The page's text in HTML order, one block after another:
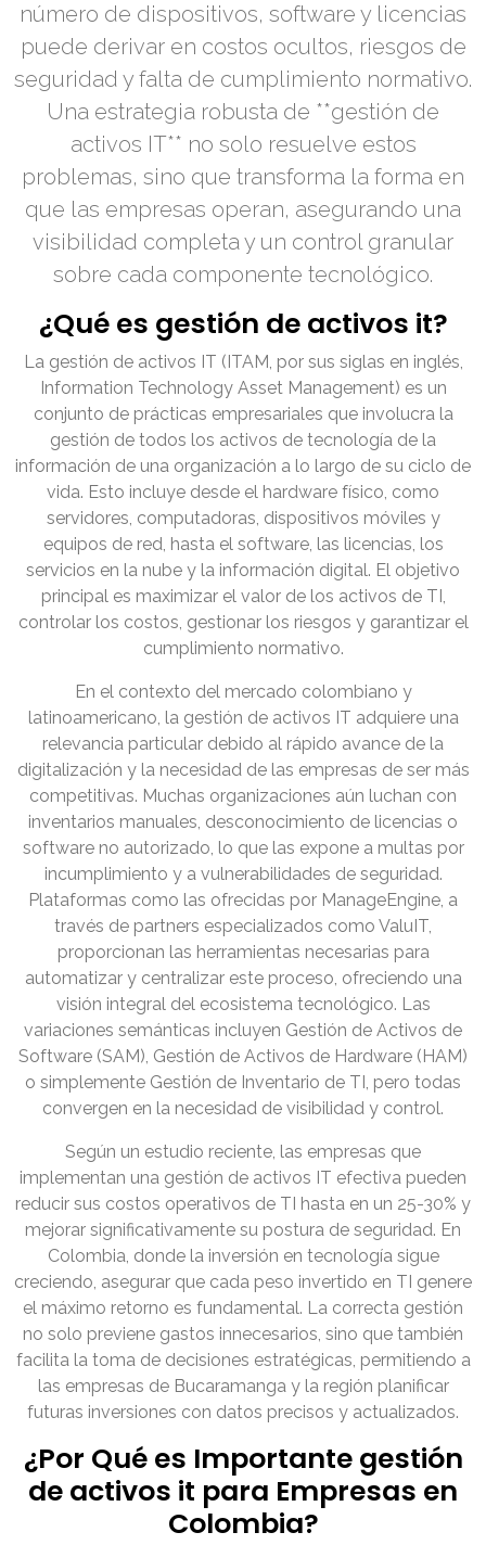
número de dispositivos, software y licencias
puede derivar en costos ocultos, riesgos de
seguridad y falta de cumplimiento normativo.
Una estrategia robusta de **gestión de
activos IT** no solo resuelve estos
problemas, sino que transforma la forma en
que las empresas operan, asegurando una
visibilidad completa y un control granular
sobre cada componente tecnológico.
¿Qué es gestión de activos it?
La gestión de activos IT (ITAM, por sus siglas en inglés,
Information Technology Asset Management) es un
conjunto de prácticas empresariales que involucra la
gestión de todos los activos de tecnología de la
información de una organización a lo largo de su ciclo de
vida. Esto incluye desde el hardware físico, como
servidores, computadoras, dispositivos móviles y
equipos de red, hasta el software, las licencias, los
servicios en la nube y la información digital. El objetivo
principal es maximizar el valor de los activos de TI,
controlar los costos, gestionar los riesgos y garantizar el
cumplimiento normativo.
En el contexto del mercado colombiano y
latinoamericano, la gestión de activos IT adquiere una
relevancia particular debido al rápido avance de la
digitalización y la necesidad de las empresas de ser más
competitivas. Muchas organizaciones aún luchan con
inventarios manuales, desconocimiento de licencias o
software no autorizado, lo que las expone a multas por
incumplimiento y a vulnerabilidades de seguridad.
Plataformas como las ofrecidas por ManageEngine, a
través de partners especializados como ValuIT,
proporcionan las herramientas necesarias para
automatizar y centralizar este proceso, ofreciendo una
visión integral del ecosistema tecnológico. Las
variaciones semánticas incluyen Gestión de Activos de
Software (SAM), Gestión de Activos de Hardware (HAM)
o simplemente Gestión de Inventario de TI, pero todas
convergen en la necesidad de visibilidad y control.
Según un estudio reciente, las empresas que
implementan una gestión de activos IT efectiva pueden
reducir sus costos operativos de TI hasta en un 25-30% y
mejorar significativamente su postura de seguridad. En
Colombia, donde la inversión en tecnología sigue
creciendo, asegurar que cada peso invertido en TI genere
el máximo retorno es fundamental. La correcta gestión
no solo previene gastos innecesarios, sino que también
facilita la toma de decisiones estratégicas, permitiendo a
las empresas de Bucaramanga y la región planificar
futuras inversiones con datos precisos y actualizados.
¿Por Qué es Importante gestión
de activos it para Empresas en
Colombia?